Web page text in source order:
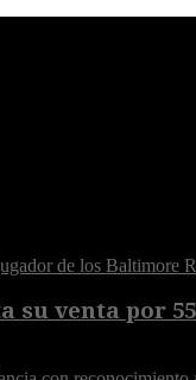
venta por